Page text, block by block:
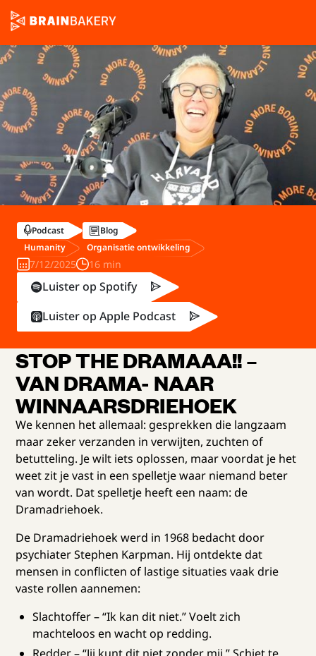
STOP THE DRAMAAA!! –
VAN DRAMA- NAAR
WINNAARSDRIEHOEK
We kennen het allemaal: gesprekken die langzaam
maar zeker verzanden in verwijten, zuchten of
betutteling. Je wilt iets oplossen, maar voordat je het
weet zit je vast in een spelletje waar niemand beter
van wordt. Dat spelletje heeft een naam: de
Dramadriehoek.
De Dramadriehoek werd in 1968 bedacht door
psychiater Stephen Karpman. Hij ontdekte dat
mensen in conflicten of lastige situaties vaak drie
vaste rollen aannemen:
Slachtoffer – “Ik kan dit niet.” Voelt zich
machteloos en wacht op redding.
Podcast
Blog
Humanity
Organisatie ontwikkeling
7/12/2025 16 min
Luister op Spotify
Luister op Apple Podcast